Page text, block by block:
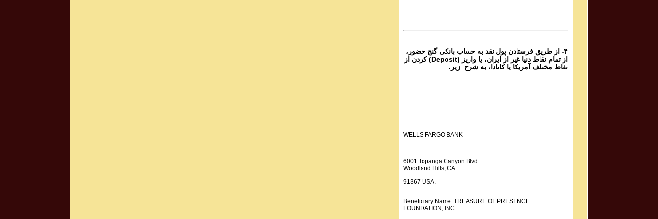
۴- از طریق فرستادن پول نقد به حساب بانکی گنج حضور،
از تمام نقاط دنیا غیر از ایران، یا واریز (Deposit) کردن از
نقاط مختلف آمریکا یا کانادا، به شرح زیر:
WELLS FARGO BANK
6001 Topanga Canyon Blvd
Woodland Hills, CA
91367 USA.
Beneficiary Name: TREASURE OF PRESENCE
FOUNDATION, INC.